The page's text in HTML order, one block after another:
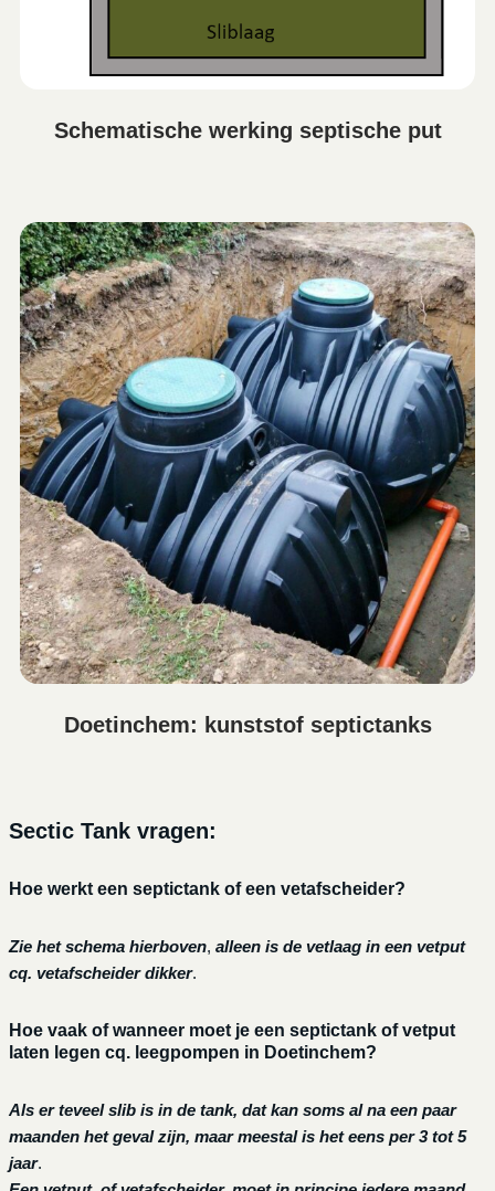
Schematische werking septische put
Doetinchem: kunststof septictanks
Sectic Tank vragen:
Hoe werkt een septictank of een vetafscheider?
Zie het schema hierboven, alleen is de vetlaag in een vetput
cq. vetafscheider dikker.
Hoe vaak of wanneer moet je een septictank of vetput
laten legen cq. leegpompen in Doetinchem?
Als er teveel slib is in de tank, dat kan soms al na een paar
maanden het geval zijn, maar meestal is het eens per 3 tot 5
jaar.